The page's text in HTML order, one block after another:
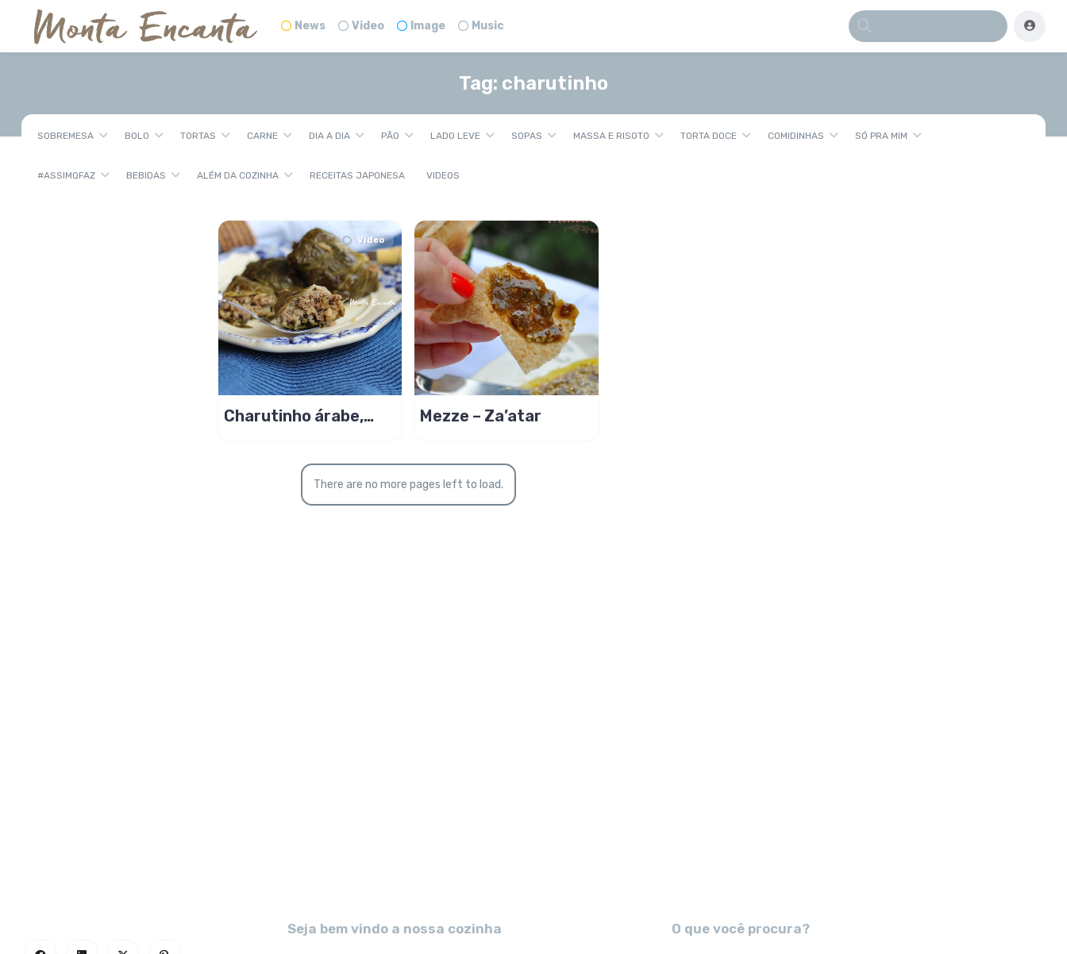
News Video Image Music
Tag: charutinho
SOBREMESA BOLO TORTAS CARNE DIA A DIA PÃO LADO LEVE SOPAS MASSA E RISOTO TORTA DOCE COMIDINHAS SÓ PRA MIM
#ASSIMQFAZ BEBIDAS ALÉM DA COZINHA RECEITAS JAPONESA VIDEOS
Video
Charutinho árabe,
Mezze – Za’atar
There are no more pages left to load.
Seja bem vindo a nossa cozinha O que você procura?